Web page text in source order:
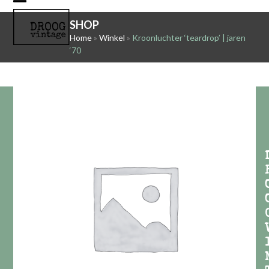
Skip
content
Open
mobile
Close
mobile
SHOP
Home» Winkel » Kroonluchter ‘teardrop’ | jaren
‘70